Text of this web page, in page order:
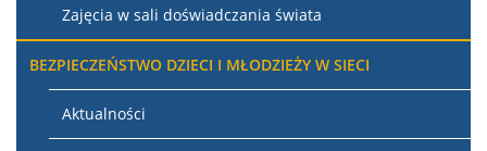
Zajęcia w sali doświadczania świata
BEZPIECZEŃSTWO DZIECI I MŁODZIEŻY W SIECI
Aktualności